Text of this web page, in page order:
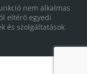
nem alkalmas
eltérő egyedi
és szolgáltatások